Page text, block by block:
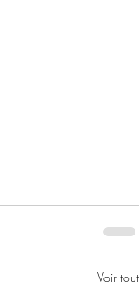
Voir tout